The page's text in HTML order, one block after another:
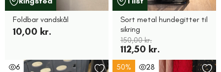
Foldbar vandskål
10,00 kr.
Sort metal hundegitter til
sikring
150,00 kr.
112,50 kr.
6 50% 28